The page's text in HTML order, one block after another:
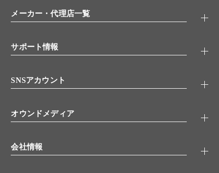
ウェビナー （オンラインセミナー）
学会・展示スケジュール
抗体
シグナル伝達
糖類／レクチン
分子生物
バイオメディカル(環境・食品)
機器・消耗品
メーカー・代理店一覧
代理店
サポート情報
アプリケーションノート
書類ダウンロード
SNSアカウント
YouTube
オウンドメディア
会社情報